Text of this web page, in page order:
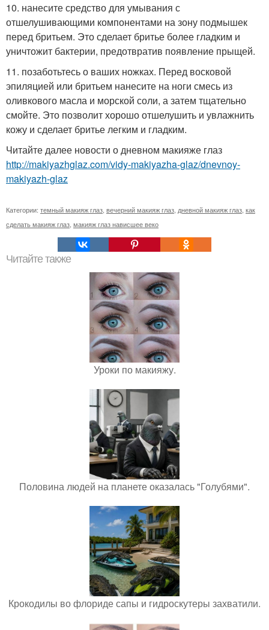
10. нанесите средство для умывания с
отшелушивающими компонентами на зону подмышек
перед бритьем. Это сделает бритье более гладким и
уничтожит бактерии, предотвратив появление прыщей.
11. позаботьтесь о ваших ножках. Перед восковой
эпиляцией или бритьем нанесите на ноги смесь из
оливкового масла и морской соли, а затем тщательно
смойте. Это позволит хорошо отшелушить и увлажнить
кожу и сделает бритье легким и гладким.
Читайте далее новости о дневном макияже глаз
http://makiyazhglaz.com/vidy-makiyazha-glaz/dnevnoy-
makiyazh-glaz
Категории: темный макияж глаз вечерний макияж глаз дневной макияж глаз как
сделать макияж глаз макияж глаз нависшее веко
Читайте также
Уроки по макияжу.
Половина людей на планете оказалась "Голубями".
Крокодилы во флориде сапы и гидроскутеры захватили.